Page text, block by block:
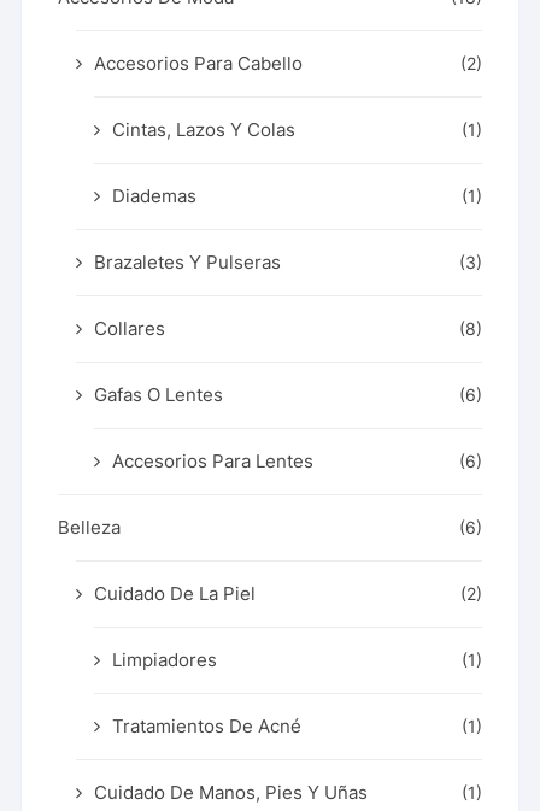
Accesorios Para Cabello (2)
Cintas, Lazos Y Colas (1)
Diademas (1)
Brazaletes Y Pulseras (3)
Collares (8)
Gafas O Lentes (6)
Accesorios Para Lentes (6)
Belleza (6)
Cuidado De La Piel (2)
Limpiadores (1)
Tratamientos De Acné (1)
Cuidado De Manos, Pies Y Uñas (1)